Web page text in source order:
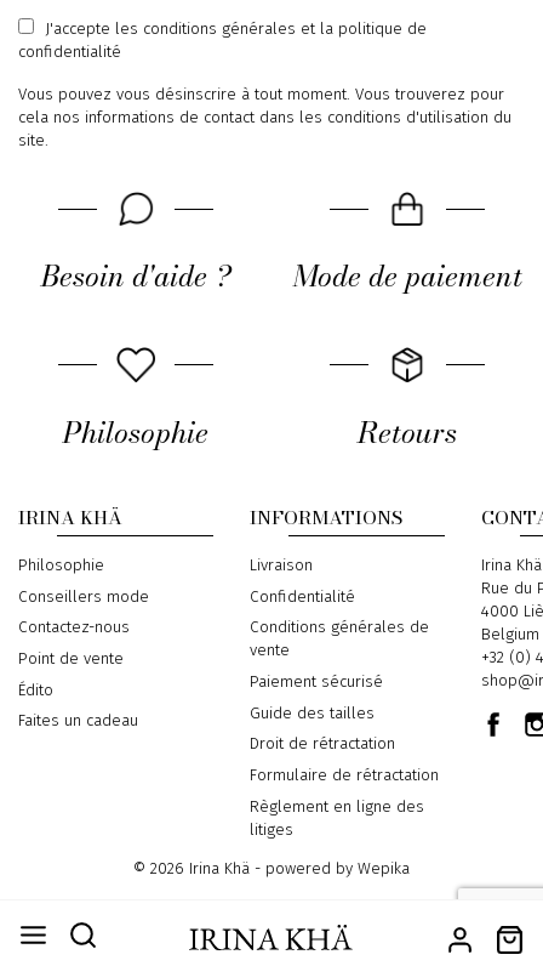
address
J'accepte les conditions générales et la politique de
confidentialité
Vous pouvez vous désinscrire à tout moment. Vous trouverez pour
cela nos informations de contact dans les conditions d'utilisation du
site.
Besoin d'aide ? Mode de paiement
Philosophie Retours
IRINA KHÄ
Philosophie
Conseillers mode
Contactez-nous
Point de vente
Édito
Faites un cadeau
INFORMATIONS
Livraison
Confidentialité
Conditions générales de
vente
Paiement sécurisé
Guide des tailles
Droit de rétractation
Formulaire de rétractation
Règlement en ligne des
litiges
Address
Irina Khä
Rue du
4000
Belgium
Phone
+32 (0)
Email
© 2026 Irina Khä - powered by Wepika